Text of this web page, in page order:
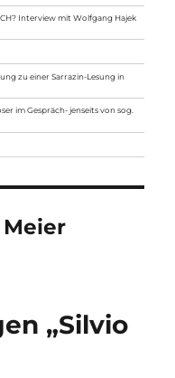
Interview mit Wolfgang Hajek
zu einer Sarrazin-Lesung in
im Gespräch- jenseits von sog.
„Silvio